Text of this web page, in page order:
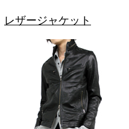
レザージャケット